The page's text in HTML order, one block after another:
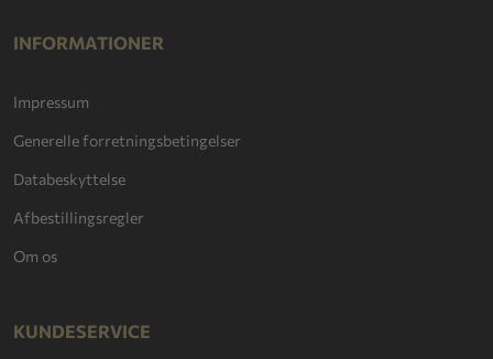
INFORMATIONER
Impressum
Generelle forretningsbetingelser
Databeskyttelse
Afbestillingsregler
Om os
KUNDESERVICE